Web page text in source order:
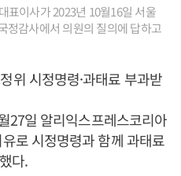
표이사가 2023년 10월16일 서울
정감사에서 의원의 질의에 답하고
위 시정명령·과태료 부과받
27일 알리익스프레스코리아
로 시정명령과 함께 과태료
다.